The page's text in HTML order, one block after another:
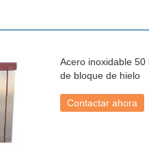
Acero inoxidable 50
de bloque de hielo
Contactar ahora